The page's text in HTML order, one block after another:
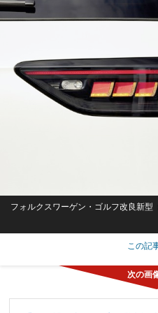
フォルクスワーゲン・ゴルフ改良新型
この記